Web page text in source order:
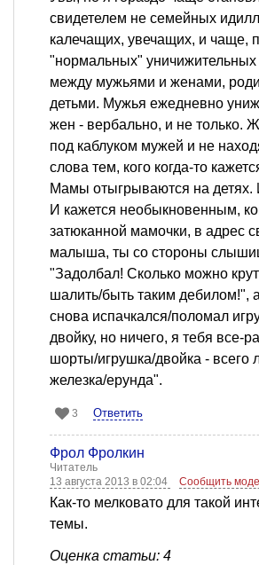
свидетелем не семейных
калечащих, увечащих, и чаще,
"нормальных"
между мужьями и женами,
детьми. Мужья ежедневно
жен - вербально, и не только.
под каблуком мужей и не
слова тем, кого когда-то
Мамы отыгрываются на детях.
И кажется необыкновенным,
затюканной мамочки, в адрес
малыша, ты со стороны
"Задолбал! Сколько можно
шалить/быть таким дебилом!",
снова испачкался/поломал
двойку, но ничего, я тебя все-
шорты/игрушка/двойка - всего
железка/ерунда".
3 Ответить
Фрол Фролкин
Читатель
13 августа 2013 в 02:04
Сообщить
Как-то мелковато для такой
темы.
Оценка статьи: 4